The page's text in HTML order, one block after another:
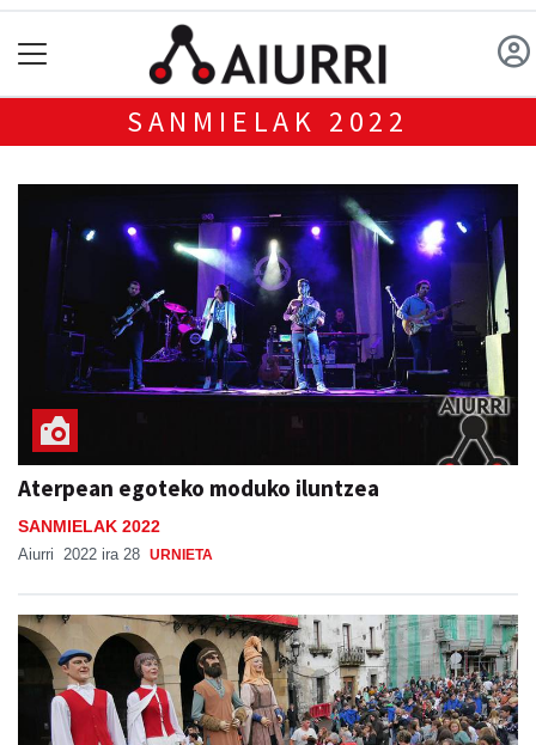
SANMIELAK 2022
Aterpean egoteko moduko iluntzea
SANMIELAK 2022
Aiurri 2022 ira 28 URNIETA